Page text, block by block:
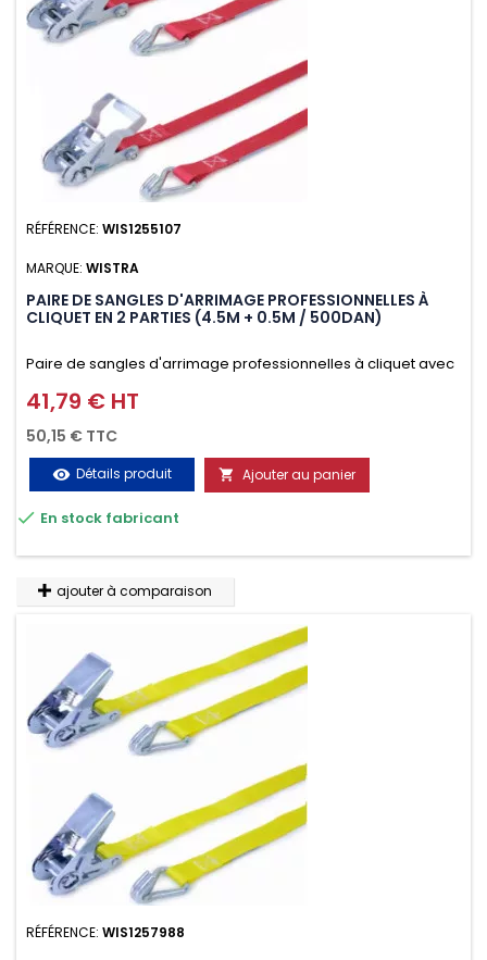
RÉFÉRENCE: WIS1255107
MARQUE: WISTRA
PAIRE DE SANGLES D'ARRIMAGE PROFESSIONNELLES À
CLIQUET EN 2 PARTIES (4.5M + 0.5M / 500DAN)
Paire de sangles d'arrimage professionnelles à cliquet avec
crochet en 2 parties (4.5M + 0.5M / 500daN), simple et rapide
d'utilisation. Permet d'arrimer et de sécuriser vos
chargements pendant le transport. Matière polyester très
résistante aux UV et aux variations de températures,
n'absorbe pas l'eau.
Prix
41,79 € HT
50,15 € TTC
visibility Détails produit  Ajouter au panier
 En stock fabricant
ajouter à comparaison
RÉFÉRENCE: WIS1257988